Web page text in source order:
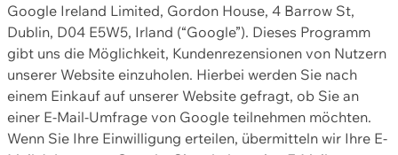
Google Ireland Limited, Gordon House, 4 Barrow St,
Dublin, D04 E5W5, Irland (“Google”). Dieses Programm
gibt uns die Möglichkeit, Kundenrezensionen von Nutzern
unserer Website einzuholen. Hierbei werden Sie nach
einem Einkauf auf unserer Website gefragt, ob Sie an
einer E-Mail-Umfrage von Google teilnehmen möchten.
Wenn Sie Ihre Einwilligung erteilen, übermitteln wir Ihre E-